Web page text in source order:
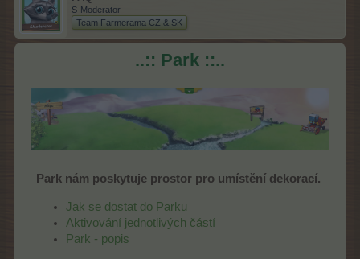
S-Moderator
Team Farmerama CZ & SK
..:: Park ::..
Park nám poskytuje prostor pro umístění dekorací.
Jak se dostat do Parku
Aktivování jednotlivých částí
Park - popis